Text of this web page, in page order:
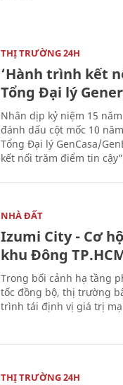
THỊ TRƯỜNG 24H
‘Hành trình kết
Tổng Đại lý
Nhân dịp kỷ niệm 15
đánh dấu cột mốc 10
Tổng Đại lý GenCasa/
kết nối trăm điểm tin
NHÀ ĐẤT
Izumi City - Cơ
khu Đông
Trong bối cảnh hạ tầng
tốc đồng bộ, thị trường
trình tái định vị giá trị
THỊ TRƯỜNG 24H